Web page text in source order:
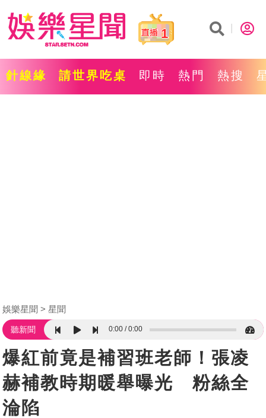
1
針線緣 請世界吃桌 即時 熱門 熱搜
娛樂星聞 星聞
聽新聞 0:00 0:00
爆紅前竟是補習班老師！張凌
赫補教時期暖舉曝光 粉絲全
淪陷